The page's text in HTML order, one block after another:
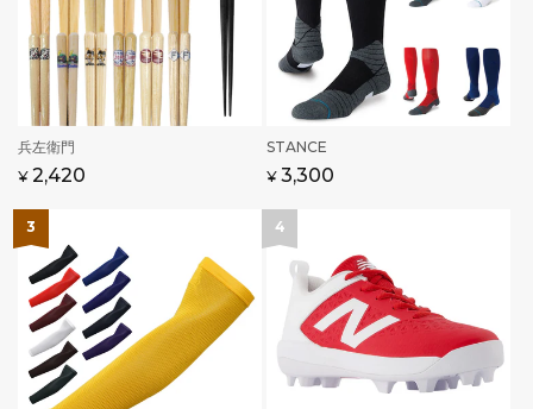
販
売
兵左衛門
通
価
格
¥ 2,420
販
売
STANCE
通
価
格
セ
ル
価
¥ 3,300